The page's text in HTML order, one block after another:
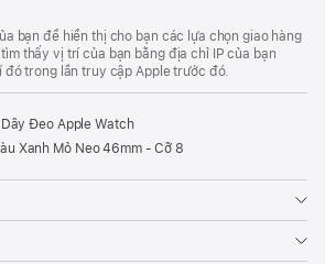
bạn để hiển thị cho bạn các lựa chọn giao hàng
thấy vị trí của bạn bằng địa chỉ IP của bạn
đó trong lần truy cập Apple trước đó.
Đeo Apple Watch
Xanh Mỏ Neo 46mm - Cỡ 8